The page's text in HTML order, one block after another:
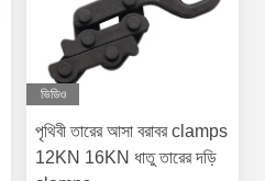
ভিডিও
পৃথিবী তারের আসা বরাবর clamps
12KN 16KN ধাতু তারের দড়ি